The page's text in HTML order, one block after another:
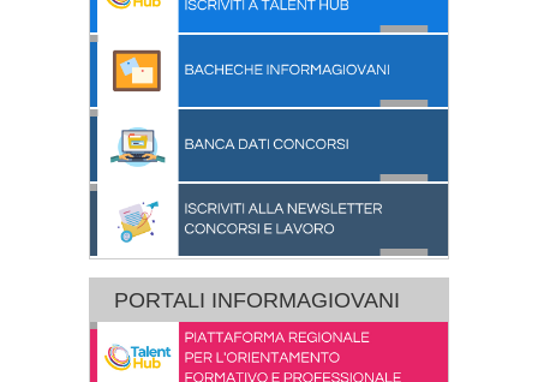
PORTALI INFORMAGIOVANI